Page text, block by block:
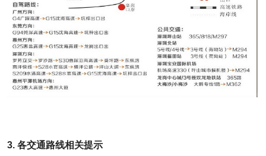
3. 各交通路线相关提示